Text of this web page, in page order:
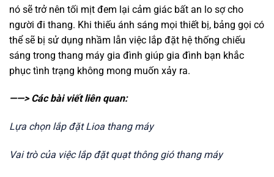
nó sẽ trở nên tối mịt đem lại cảm giác bất an lo sợ cho
người đi thang. Khi thiếu ánh sáng mọi thiết bị, bảng gọi có
thể sẽ bị sử dụng nhầm lẫn việc lắp đặt hệ thống chiếu
sáng trong thang máy gia đình giúp gia đình bạn khắc
phục tình trạng không mong muốn xảy ra.
——> Các bài viết liên quan:
Lựa chọn lắp đặt Lioa thang máy
Vai trò của việc lắp đặt quạt thông gió thang máy